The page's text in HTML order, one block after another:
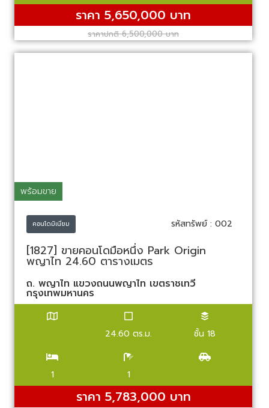
ราคา 5,650,000 บาท
ราคาปกติ 6,500,000 บาท
พร้อมขาย
คอนโดมิเนียม รหัสทรัพย์ : 002
[1827] ขายคอนโดมือหนึ่ง Park Origin
พญาไท 24.60 ตารางเมตร
ถ. พญาไท แขวงถนนพญาไท เขตราชเทวี
กรุงเทพมหานคร
24.60 ตร.ม. ชั้น 18
1 1
ราคา 5,783,000 บาท